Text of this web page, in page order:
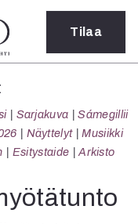
Tilaa
Sarjakuva
Sámegillii
Näyttelyt
Musiikki
Esitystaide Arkisto